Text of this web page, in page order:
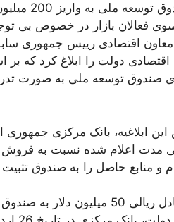
تعهد
فعالان بازار در خصوص بی
صندوق توسعه ملی به صورت
ابلاغیه، بانک مرکزی
و منابع حاصل را به صندوق تثبیت
واریز معادل ریالی 50